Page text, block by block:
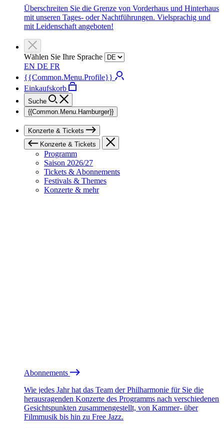
Überschreiten Sie die Grenze von Vorderhaus und Hinterhaus
mit unseren Tages- oder Nachtführungen. Vielsprachig und
mit Leidenschaft angeboten!
Wählen Sie Ihre Sprache
EN DE FR
{{Common.Menu.Profile}}
Einkaufskorb
Suche
{{Common.Menu.Hamburger}}
Konzerte & Tickets
Konzerte & Tickets
Programm
Saison 2026/27
Tickets & Abonnements
Festivals & Themes
Konzerte & mehr
Abonnements
Wie jedes Jahr hat das Team der Philharmonie für Sie die
herausragenden Konzerte des Programms nach verschiedenen
Gesichtspunkten zusammengestellt, von Kammer- über
Filmmusik bis hin zu Free Jazz.